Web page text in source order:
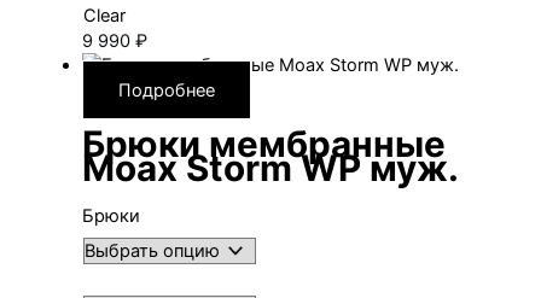
Clear
9 990 ₽
Подробнее
Брюки мембранные
Moax Storm WP муж.
Брюки